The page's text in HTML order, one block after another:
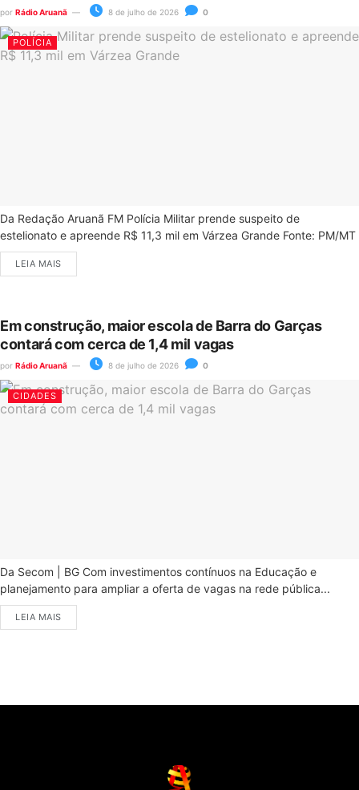
por Rádio Aruanã 8 de julho de 2026 0
POLÍCIA
Da Redação Aruanã FM Polícia Militar prende suspeito de
estelionato e apreende R$ 11,3 mil em Várzea Grande Fonte: PM/MT
LEIA MAIS
Em construção, maior escola de Barra do Garças
contará com cerca de 1,4 mil vagas
por Rádio Aruanã 8 de julho de 2026 0
CIDADES
Da Secom | BG Com investimentos contínuos na Educação e
planejamento para ampliar a oferta de vagas na rede pública...
LEIA MAIS